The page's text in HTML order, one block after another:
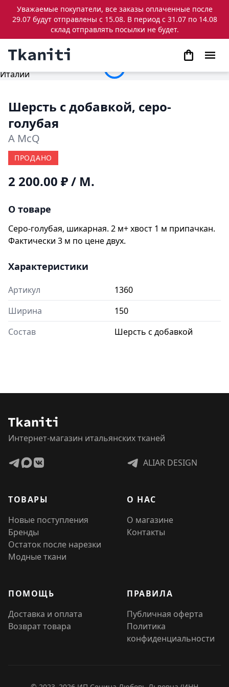
Уважаемые покупатели, все заказы оплаченные после
29.07 будут отправлены с 15.08. В период с 31.07 по 14.08
склад отправлять посылки не будет.
Шерсть с добавкой, серо-
голубая
A McQ
ПРОДАНО
2 200.00 ₽/ М.
О товаре
Серо-голубая, шикарная. 2 м+ хвост 1 м припачкан.
Фактически 3 м по цене двух.
Характеристики
Артикул
1360
Ширина
150
Состав
Шерсть с добавкой
Интернет-магазин итальянских тканей
ALIAR DESIGN
ТОВАРЫ
Новые поступления
Бренды
Остаток после нарезки
Модные ткани
О НАС
О магазине
Контакты
ПОМОЩЬ
Доставка и оплата
Возврат товара
ПРАВИЛА
Публичная оферта
Политика
конфиденциальности